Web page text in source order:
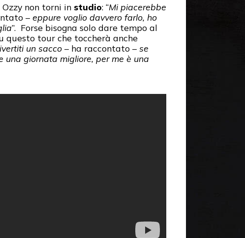
non torni in studio: “Mi piacerebbe
– eppure voglio davvero farlo, ho
”. Forse bisogna solo dare tempo al
questo tour che toccherà anche
un sacco – ha raccontato – se
una giornata migliore, per me è una